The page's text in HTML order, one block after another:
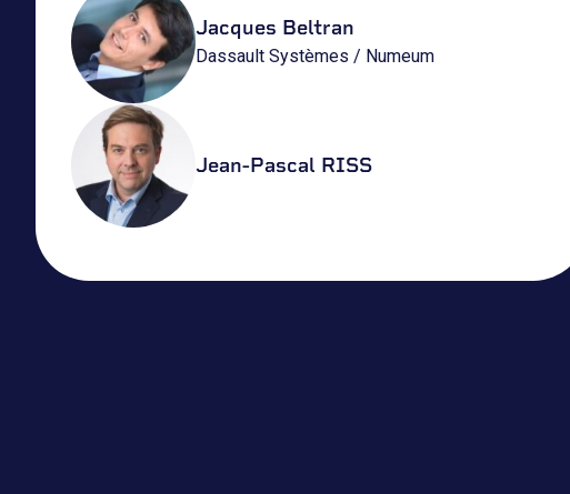
Jacques Beltran
Dassault Systèmes / Numeum
Jean-Pascal RISS